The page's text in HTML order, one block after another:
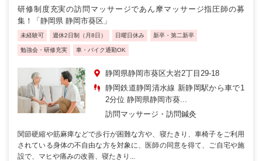
研修制度充実の訪問マッサージであん摩マッサージ指圧師の募
集！「静岡県 静岡市葵区」
未経験可 週休2日制（月8日） 日曜日休み 新卒・第二新卒
勉強会・研修充実 車・バイク通勤OK
静岡県静岡市葵区大岩2丁目29-18
静岡鉄道静岡清水線 新静岡駅から車で1
2分位 静岡県静岡市葵...
訪問マッサージ・訪問鍼灸
関節硬縮や筋麻痺などで歩行が困難な方や、寝たきり、車椅子をご利用
されている身体の不自由な方を対象に、医師の同意を得て、ご自宅や施
設で、マヒや痛みの改善、寝たきり...